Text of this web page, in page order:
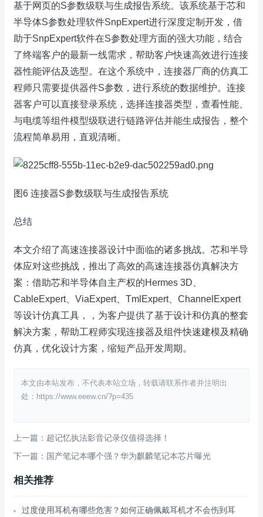
基于网页的S参数级联与生成报告系统。该系统基于芯和
半导体S参数处理软件SnpExpert进行深度定制开发，借
助于SnpExpert软件在S参数处理方面的强大功能，结合
了终端客户的最新一线需求，帮助客户快速高效进行连接
器性能评估及选型。在这个系统中，连接器厂商的仿真工
程师只需要提供器件S参数，进行系统的数据维护。连接
器客户可以直接登录系统，选择连接器类型，查看性能、
与电缆等组件模型级联进行链路评估并能生成报告，整个
流程简单易用，直观清晰。
图6 连接器S参数级联与生成报告系统
总结
本文介绍了高速连接器设计中面临的诸多挑战。芯和半导
体应对这些挑战，推出了高效的高速连接器仿真解决方
案：借助芯和半导体自主产权的Hermes 3D、
CableExpert、ViaExpert、TmlExpert、ChannelExpert
等设计仿真工具，，为客户提供了基于设计和仿真的整套
解决方案，帮助工程师实现连接器及组件快速建模及精确
仿真，优化设计方案，缩短产品开发周期。
本文由本站发布，不代表本站立场，转载请联系作者并注明出
处：https://www.eeew.cn/?p=435
上一篇：超记忆执法影音记录仪值得选择！
下一篇：国产笔记本哪个强？华为麒麟笔记本芯片曝光
相关推荐
过度使用耳机有哪些危害？如何正确佩戴耳机才不会伤到耳